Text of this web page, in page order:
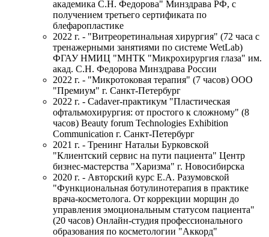
академика С.Н. Федорова" Минздрава РФ, с
получением третьего сертификата по
блефаропластике
2022 г. - "Витреоретинальная хирургия" (72 часа с
тренажерными занятиями по системе WetLab)
ФГАУ НМИЦ "МНТК "Микрохирургия глаза" им.
акад. С.Н. Федорова Минздрава России
2022 г. - "Микротоковая терапия" (7 часов) ООО
"Премиум" г. Санкт-Петербург
2022 г. - Cadaver-практикум "Пластическая
офтальмохирургия: от простого к сложному" (8
часов) Beauty forum Technologies Exhibition
Communication г. Санкт-Петербург
2021 г. - Тренинг Натальи Бурковской
"Клиентский сервис на пути пациента" Центр
бизнес-мастерства "Харизма" г. Новосибирска
2020 г. - Авторский курс Е.А. Разумовской
"Функциональная ботулинотерапия в практике
врача-косметолога. От коррекции морщин до
управления эмоциональным статусом пациента"
(20 часов) Онлайн-студия профессионального
образования по косметологии "Аккорд"